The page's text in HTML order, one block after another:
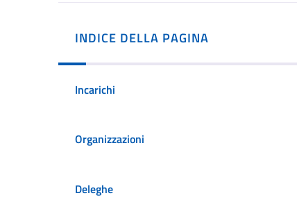
INDICE DELLA PAGINA
Incarichi
Organizzazioni
Deleghe